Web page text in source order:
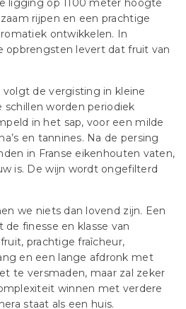
ligging op 1100 meter hoogte
rijpen en een prachtige
ontwikkelen. In
opbrengsten levert dat fruit van
de vergisting in kleine
schillen worden periodiek
in het sap, voor een milde
en tannines. Na de persing
in Franse eikenhouten vaten,
is. De wijn wordt ongefilterd
we niets dan lovend zijn. Een
finesse en klasse van
prachtige fraîcheur,
en een lange afdronk met
te versmaden, maar zal zeker
winnen met verdere
staat als een huis.